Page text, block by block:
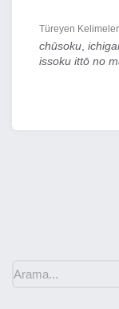
Türeyen
chūsoku
issoku ittō no